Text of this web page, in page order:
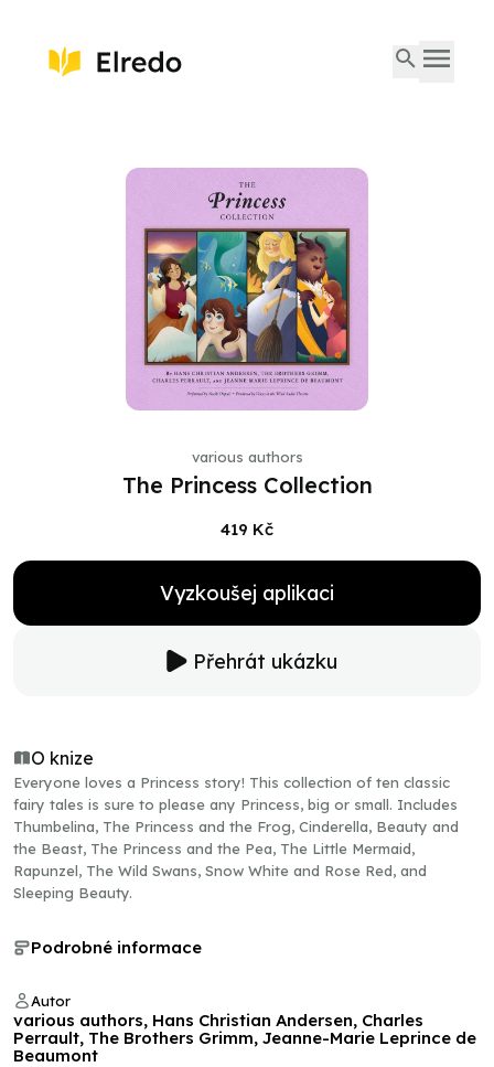
various authors
The Princess Collection
419 Kč
Vyzkoušej aplikaci
Přehrát ukázku
O knize
Everyone loves a Princess story! This collection of ten classic
fairy tales is sure to please any Princess, big or small. Includes
Thumbelina, The Princess and the Frog, Cinderella, Beauty and
the Beast, The Princess and the Pea, The Little Mermaid,
Rapunzel, The Wild Swans, Snow White and Rose Red, and
Sleeping Beauty.
Podrobné informace
Autor
various authors, Hans Christian Andersen, Charles
Perrault, The Brothers Grimm, Jeanne-Marie Leprince de
Beaumont